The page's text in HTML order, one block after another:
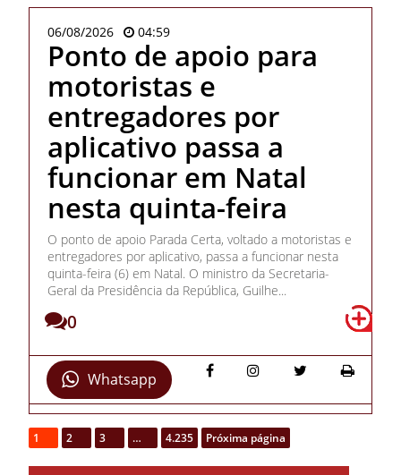
06/08/2026 04:59
Ponto de apoio para
motoristas e
entregadores por
aplicativo passa a
funcionar em Natal
nesta quinta-feira
O ponto de apoio Parada Certa, voltado a motoristas e
entregadores por aplicativo, passa a funcionar nesta
quinta-feira (6) em Natal. O ministro da Secretaria-
Geral da Presidência da República, Guilhe...
0
Whatsapp
1 2 3 … 4.235 Próxima página